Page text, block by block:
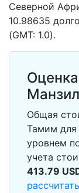
Северной
10.98635
(GMT: 1.0).
Общая
Тамим для
уровнем
учета
413.79